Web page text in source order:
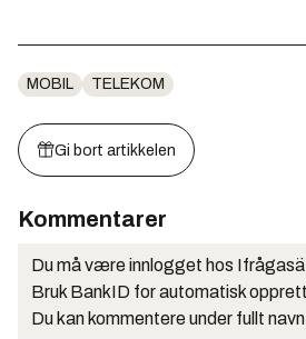
MOBIL TELEKOM
Gi bort artikkelen
Kommentarer
Du må være innlogget hos
Bruk BankID for automatisk
Du kan kommentere under fullt